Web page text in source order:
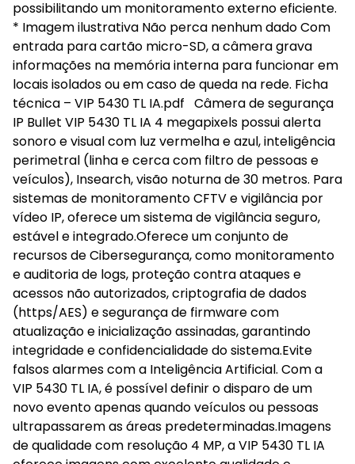
possibilitando um monitoramento externo eficiente.
* Imagem ilustrativa Não perca nenhum dado Com
entrada para cartão micro-SD, a câmera grava
informações na memória interna para funcionar em
locais isolados ou em caso de queda na rede. Ficha
técnica – VIP 5430 TL IA.pdf Câmera de segurança
IP Bullet VIP 5430 TL IA 4 megapixels possui alerta
sonoro e visual com luz vermelha e azul, inteligência
perimetral (linha e cerca com filtro de pessoas e
veículos), Insearch, visão noturna de 30 metros. Para
sistemas de monitoramento CFTV e vigilância por
vídeo IP, oferece um sistema de vigilância seguro,
estável e integrado.Oferece um conjunto de
recursos de Cibersegurança, como monitoramento
e auditoria de logs, proteção contra ataques e
acessos não autorizados, criptografia de dados
(https/AES) e segurança de firmware com
atualização e inicialização assinadas, garantindo
integridade e confidencialidade do sistema.Evite
falsos alarmes com a Inteligência Artificial. Com a
VIP 5430 TL IA, é possível definir o disparo de um
novo evento apenas quando veículos ou pessoas
ultrapassarem as áreas predeterminadas.Imagens
de qualidade com resolução 4 MP, a VIP 5430 TL IA